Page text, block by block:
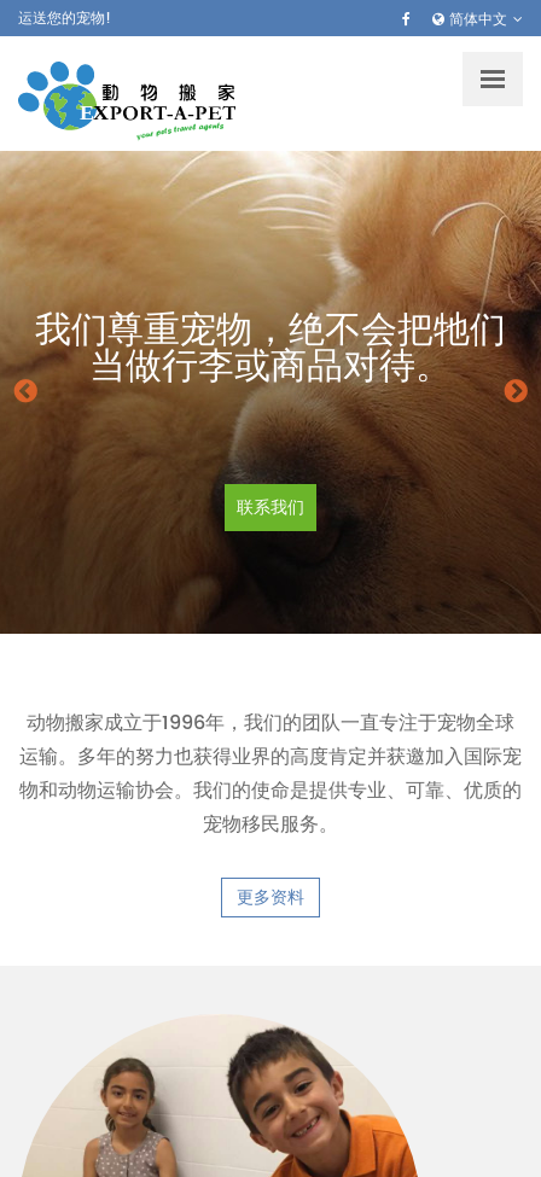
跳
转
主
内
容
运送您的宠物! 简体中文
我们尊重宠物，绝不会把牠们
当做行李或商品对待。
联系我们
动物搬家成立于1996年，我们的团队一直专注于宠物全球
运输。多年的努力也获得业界的高度肯定并获邀加入国际宠
物和动物运输协会。我们的使命是提供专业、可靠、优质的
宠物移民服务。
更多资料